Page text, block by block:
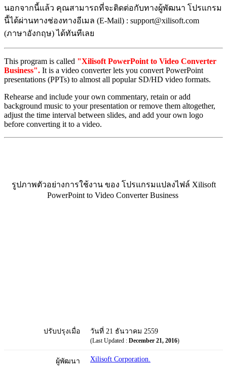
นอกจากนี้แล้ว คุณสามารถที่จะติดต่อกับทางผู้พัฒนา โปรแกรม
นี้ได้ผ่านทางช่องทางอีเมล (E-Mail) : support@xilisoft.com
(ภาษาอังกฤษ) ได้ทันทีเลย
This program is called "Xilisoft PowerPoint to Video Converter
Business". It is a video converter lets you convert PowerPoint
presentations (PPTs) to almost all popular SD/HD video formats.
Rehearse and include your own commentary, retain or add
background music to your presentation or remove them altogether,
adjust the time interval between slides, and add your own logo
before converting it to a video.
รูปภาพตัวอย่างการใช้งาน ของ โปรแกรมแปลงไฟล์ Xilisoft
PowerPoint to Video Converter Business
ปรับปรุงเมื่อ วันที่ 21 ธันวาคม 2559
(Last Updated : December 21, 2016)
ผู้พัฒนา Xilisoft Corporation.